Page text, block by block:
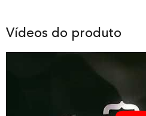
Vídeos do produto